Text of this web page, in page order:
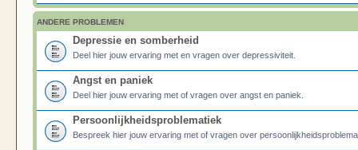
ANDERE PROBLEMEN
Depressie en somberheid
Deel hier jouw ervaring met en vragen over depressiviteit.
Angst en paniek
Deel hier jouw ervaring met of vragen over angst en paniek.
Persoonlijkheidsproblematiek
Bespreek hier jouw ervaring met of vragen over